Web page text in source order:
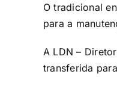
O tradicional
para a
A LDN –
transferida